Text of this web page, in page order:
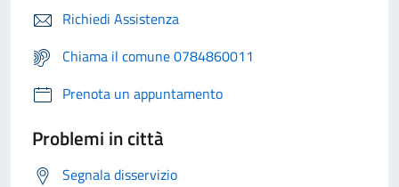
Richiedi Assistenza
Chiama il comune 0784860011
Prenota un appuntamento
Problemi in città
Segnala disservizio